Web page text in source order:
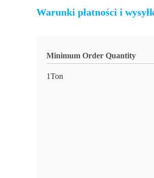
Warunki płatności i
Minimum Order Quantity
1Ton